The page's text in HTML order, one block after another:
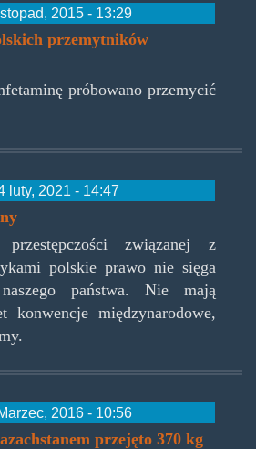
2015 - 13:29
przemytników
próbowano przemycić
luty, 2021 - 14:47
związanej z
polskie prawo nie sięga
państwa. Nie mają
konwencje międzynarodowe,
2016 - 10:56
przejęto 370 kg